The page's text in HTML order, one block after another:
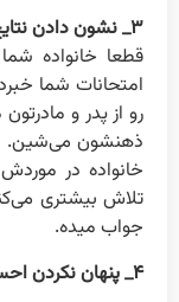
۳_ نشون دادن نتایج به والدین
قطعا خانواده
امتحانات شما
رو از پدر و
ذهنشون می‌شین.
خانواده در
تلاش بیشتری
جواب میده.
۴_ پنهان نکردن احساسات